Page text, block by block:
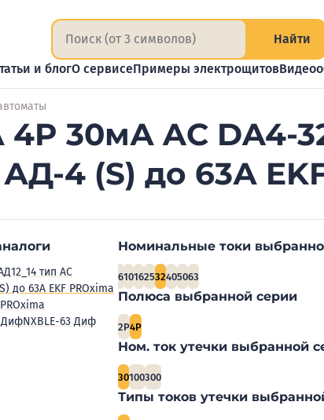
Найти
и блогО сервисеПримеры электрощитов
30мА AC DA4-
4 (S) до 63А
тип AC
до 63А EKF PROxima
ДифNXBLE-63 Диф
Номинальные токи
610162532405063
Полюса выбранной серии
2P4P
Ном. ток утечки выбранной
30100300
Типы токов утечки